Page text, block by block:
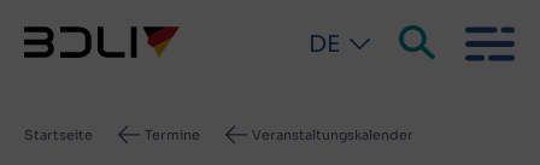
DE
Pfadnavigation
Startseite Termine Veranstaltungskalender